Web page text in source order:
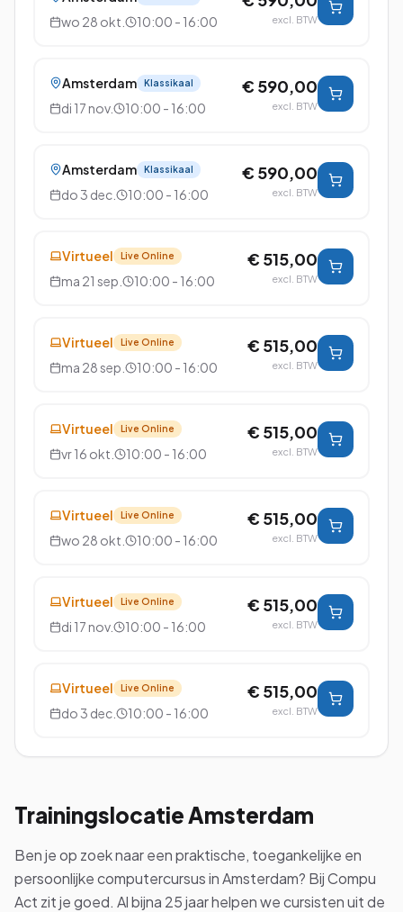
wo 28 okt. 10:00 - 16:00 excl. BTW
Amsterdam Klassikaal
di 17 nov. 10:00 - 16:00
€ 590,00
excl. BTW
Amsterdam Klassikaal
do 3 dec. 10:00 - 16:00
€ 590,00
excl. BTW
Virtueel Live Online
ma 21 sep. 10:00 - 16:00
€ 515,00
excl. BTW
Virtueel Live Online
ma 28 sep. 10:00 - 16:00
€ 515,00
excl. BTW
Virtueel Live Online
vr 16 okt. 10:00 - 16:00
€ 515,00
excl. BTW
Virtueel Live Online
wo 28 okt. 10:00 - 16:00
€ 515,00
excl. BTW
Virtueel Live Online
di 17 nov. 10:00 - 16:00
€ 515,00
excl. BTW
Virtueel Live Online
do 3 dec. 10:00 - 16:00
€ 515,00
excl. BTW
TrainingslocatieAmsterdam
Ben je op zoek naar een praktische, toegankelijke en
persoonlijke computercursus in Amsterdam? Bij Compu
Act zit je goed. Al bijna 25 jaar helpen we cursisten uit de